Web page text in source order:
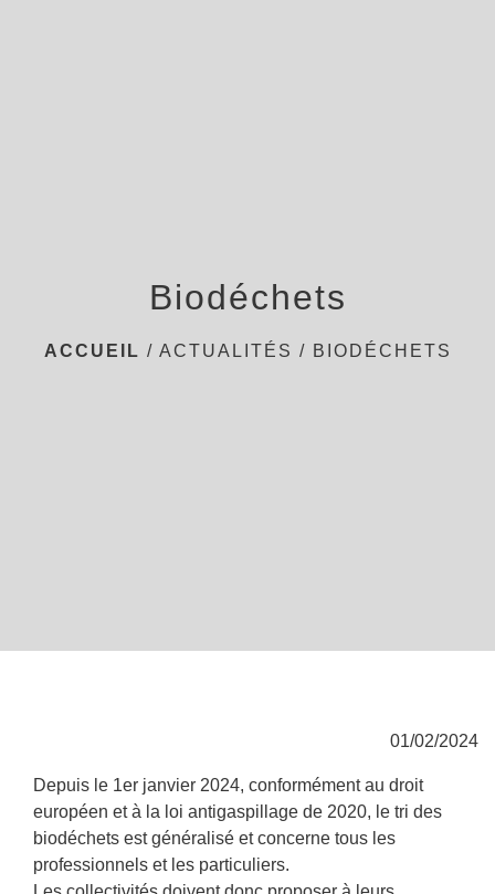
Biodéchets
ACCUEIL / ACTUALITÉS / BIODÉCHETS
01/02/2024
Depuis le 1er janvier 2024, conformément au droit
européen et à la loi antigaspillage de 2020, le tri des
biodéchets est généralisé et concerne tous les
professionnels et les particuliers.